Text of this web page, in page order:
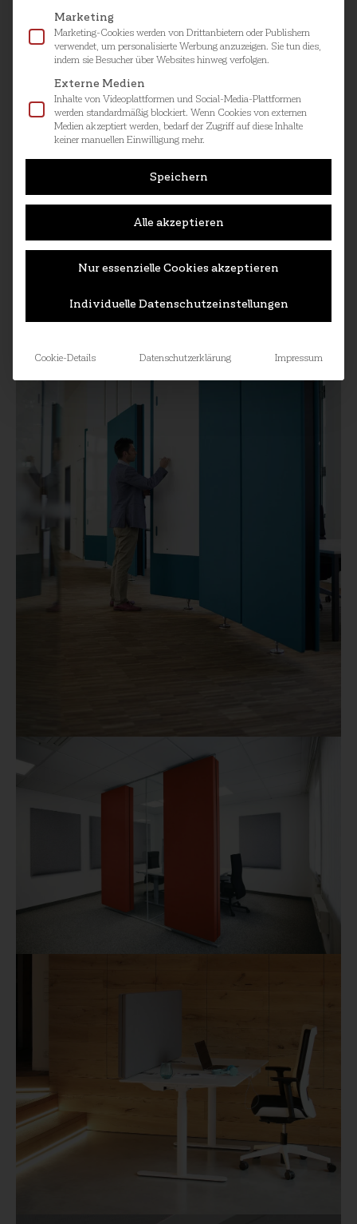
Marketing
Marketing-Cookies werden von Drittanbietern oder Publishern
verwendet, um personalisierte Werbung anzuzeigen. Sie tun dies,
indem sie Besucher über Websites hinweg verfolgen.
Externe Medien
Inhalte von Videoplattformen und Social-Media-Plattformen
werden standardmäßig blockiert. Wenn Cookies von externen
Medien akzeptiert werden, bedarf der Zugriff auf diese Inhalte
keiner manuellen Einwilligung mehr.
Speichern
Alle akzeptieren
Nur essenzielle Cookies akzeptieren
Individuelle Datenschutzeinstellungen
Cookie-Details Datenschutzerklärung Impressum